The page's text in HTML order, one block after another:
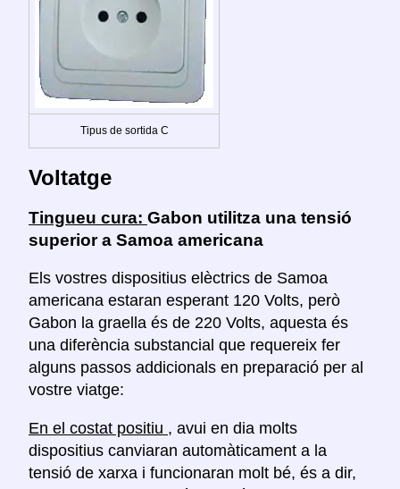
Tipus de sortida C
Voltatge
Tingueu cura: Gabon utilitza una tensió
superior a Samoa americana
Els vostres dispositius elèctrics de Samoa
americana estaran esperant 120 Volts, però
Gabon la graella és de 220 Volts, aquesta és
una diferència substancial que requereix fer
alguns passos addicionals en preparació per al
vostre viatge:
En el costat positiu , avui en dia molts
dispositius canviaran automàticament a la
tensió de xarxa i funcionaran molt bé, és a dir,